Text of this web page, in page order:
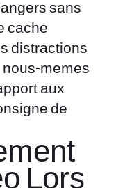
sans
cache
distractions
memes
aux
de
Lors